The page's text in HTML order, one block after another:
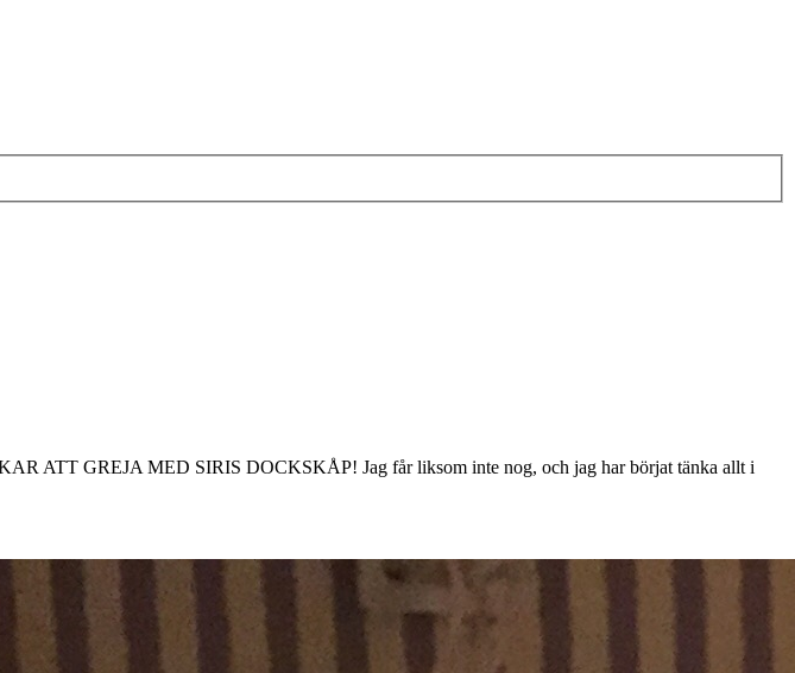
ATT GREJA MED SIRIS DOCKSKÅP! Jag får liksom inte nog, och jag har börjat tänka allt i